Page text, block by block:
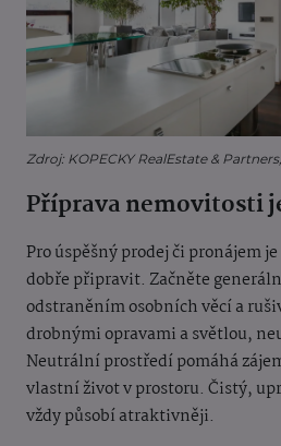
Zdroj: KOPECKY RealEstate &
Příprava nemovitosti
Pro úspěšný prodej či pronájem
dobře připravit. Začněte
odstraněním osobních věcí a
drobnými opravami a světlou,
Neutrální prostředí pomáhá
vlastní život v prostoru. Čistý,
vždy působí atraktivněji.